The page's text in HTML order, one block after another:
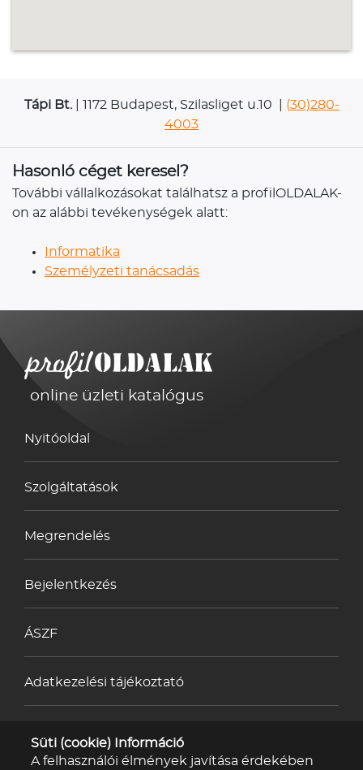
Tápi Bt.| 1172 Budapest, Szilasliget u.10 | (30)280-
4003
Hasonló céget keresel?
További vállalkozásokat találhatsz a profilOLDALAK-
on az alábbi tevékenységek alatt:
Informatika
Személyzeti tanácsadás
online üzleti katalógus
Nyitóoldal
Szolgáltatások
Megrendelés
Bejelentkezés
ÁSZF
Adatkezelési tájékoztató
Süti (cookie) Információ
A felhasználói élmények javítása érdekében